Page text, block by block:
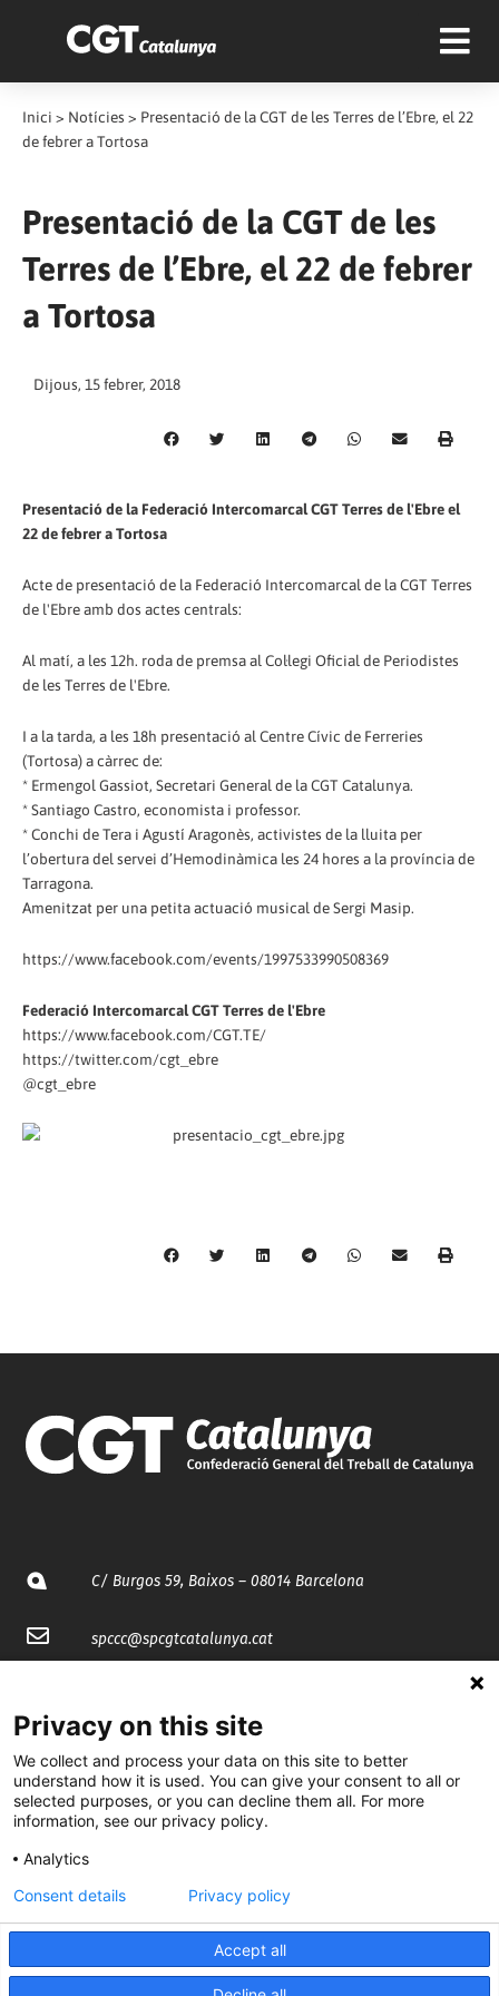
Inici > Notícies > Presentació de la CGT de les Terres de l’Ebre, el 22
de febrer a Tortosa
Presentació de la CGT de les
Terres de l’Ebre, el 22 de febrer
a Tortosa
Dijous, 15 febrer, 2018
Presentació de la Federació Intercomarcal CGT Terres de l'Ebre el
22 de febrer a Tortosa
Acte de presentació de la Federació Intercomarcal de la CGT Terres
de l'Ebre amb dos actes centrals:
Al matí, a les 12h. roda de premsa al Col·legi Oficial de Periodistes
de les Terres de l'Ebre.
I a la tarda, a les 18h presentació al Centre Cívic de Ferreries
(Tortosa) a càrrec de:
* Ermengol Gassiot, Secretari General de la CGT Catalunya.
* Santiago Castro, economista i professor.
* Conchi de Tera i Agustí Aragonès, activistes de la lluita per
l’obertura del servei d’Hemodinàmica les 24 hores a la província de
Tarragona.
Amenitzat per una petita actuació musical de Sergi Masip.
https://www.facebook.com/events/1997533990508369
Federació Intercomarcal CGT Terres de l'Ebre
https://www.facebook.com/CGT.TE/
https://twitter.com/cgt_ebre
@cgt_ebre
C/ Burgos 59, Baixos – 08014 Barcelona
spccc@spcgtcatalunya.cat
@CGTCatalunya
cgtcatalunya
cgtcatalunya
Desenvolupat per
Privacy on this site
We collect and process your data on this site to better
understand how it is used. You can give your consent to all or
selected purposes, or you can decline them all. For more
information, see our privacy policy.
Analytics
Accept all
Consent details Privacy policy